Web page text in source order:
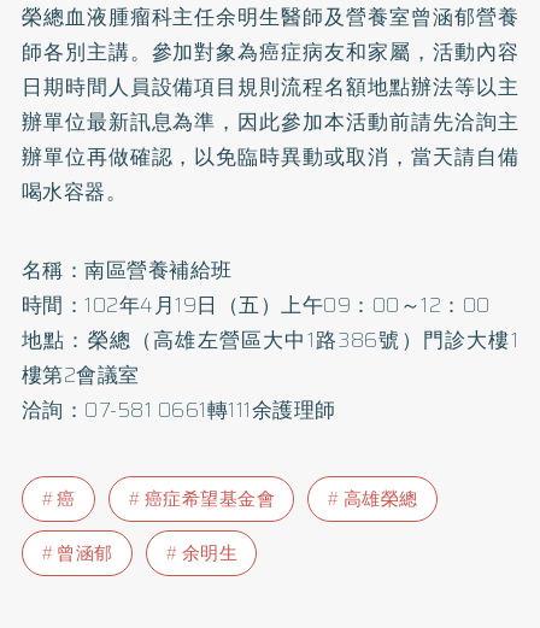
榮總血液腫瘤科主任余明生醫師及營養室曾涵郁營養
師各別主講。參加對象為癌症病友和家屬，活動內容
日期時間人員設備項目規則流程名額地點辦法等以主
辦單位最新訊息為準，因此參加本活動前請先洽詢主
辦單位再做確認，以免臨時異動或取消，當天請自備
喝水容器。
名稱：南區營養補給班
時間：102年4月19日（五）上午09：00～12：00
地點：榮總（高雄左營區大中1路386號）門診大樓1
樓第2會議室
洽詢：07-581 0661轉111余護理師
癌 癌症希望基金會
高雄榮總
曾涵郁
余明生